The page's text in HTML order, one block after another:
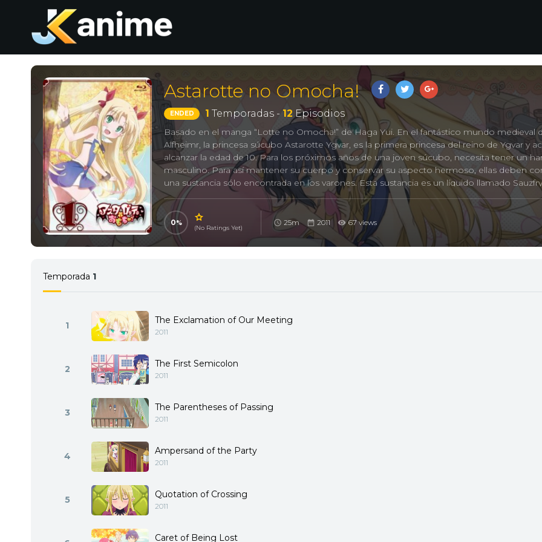
Astarotte no Omocha!
ENDED 1 Temporadas - 12 Episodios
Basado en el manga “Lotte no Omocha!” de Haga Yui. En el fantástico mundo medieval
Alfheimr, la princesa súcubo Astarotte Ygvar, es la primera princesa del reino de Ygvar y
alcanzar la edad de 10. Para los próximos años de una joven súcubo, necesita tener un
masculino. Para así mantener su cuerpo y conservar su aspecto hermoso, ellas deben
una sustancia sólo encontrada en los varones. Esta sustancia es un líquido llamado
más conocida como semen. La princesa, sin embargo, tiene una gran aversión a los
sólo está de acuerdo con crear un harén si un varón humano se une. El problema es, que
ha sido capaz de viajar entre Alfheimr y el mundo humano, Midgard, desde hace un
アスタロッテのおもちゃ!, Astarotte`s Toy
0
(No Ratings Yet)
25m 2011 67 views
Temporada 1
1 The Exclamation of Our Meeting
2011
2 The First Semicolon
2011
3 The Parentheses of Passing
2011
4 Ampersand of the Party
2011
5 Quotation of Crossing
2011
Caret of Being Lost